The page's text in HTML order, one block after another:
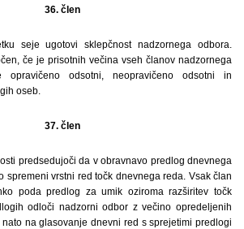
36. člen
seje ugotovi sklepčnost nadzornega odbora.
če je prisotnih večina vseh članov nadzornega
opravičeno odsotni, neopravičeno odsotni in
oseb.
37. člen
predsedujoči da v obravnavo predlog dnevnega
spremeni vrstni red točk dnevnega reda. Vsak član
poda predlog za umik oziroma razširitev točk
odloči nadzorni odbor z večino opredeljenih
na glasovanje dnevni red s sprejetimi predlogi